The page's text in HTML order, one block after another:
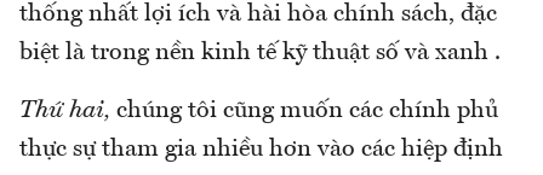
thống nhất lợi ích và hài hòa chính sách, đặc
biệt là trong nền kinh tế kỹ thuật số và xanh .
Thứ hai, chúng tôi cũng muốn các chính phủ
thực sự tham gia nhiều hơn vào các hiệp định